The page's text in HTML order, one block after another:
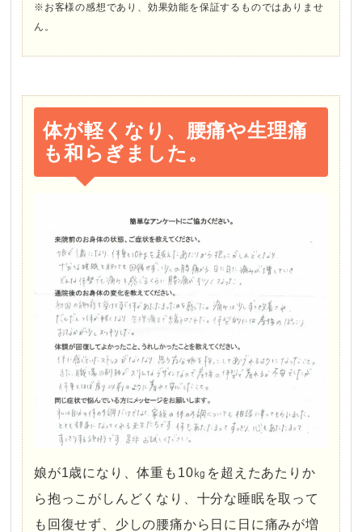
※お客様の感想であり、効果効能を保証するものではありませ
ん。
体が軽くなり、腰痛や生理痛
も和らぎました。
娘が1歳になり、体重も10㎏を超えたあたりか
ら抱っこがしんどくなり、十分な睡眠を取って
も回復せず、少しの腰痛から日に日に痛みが増